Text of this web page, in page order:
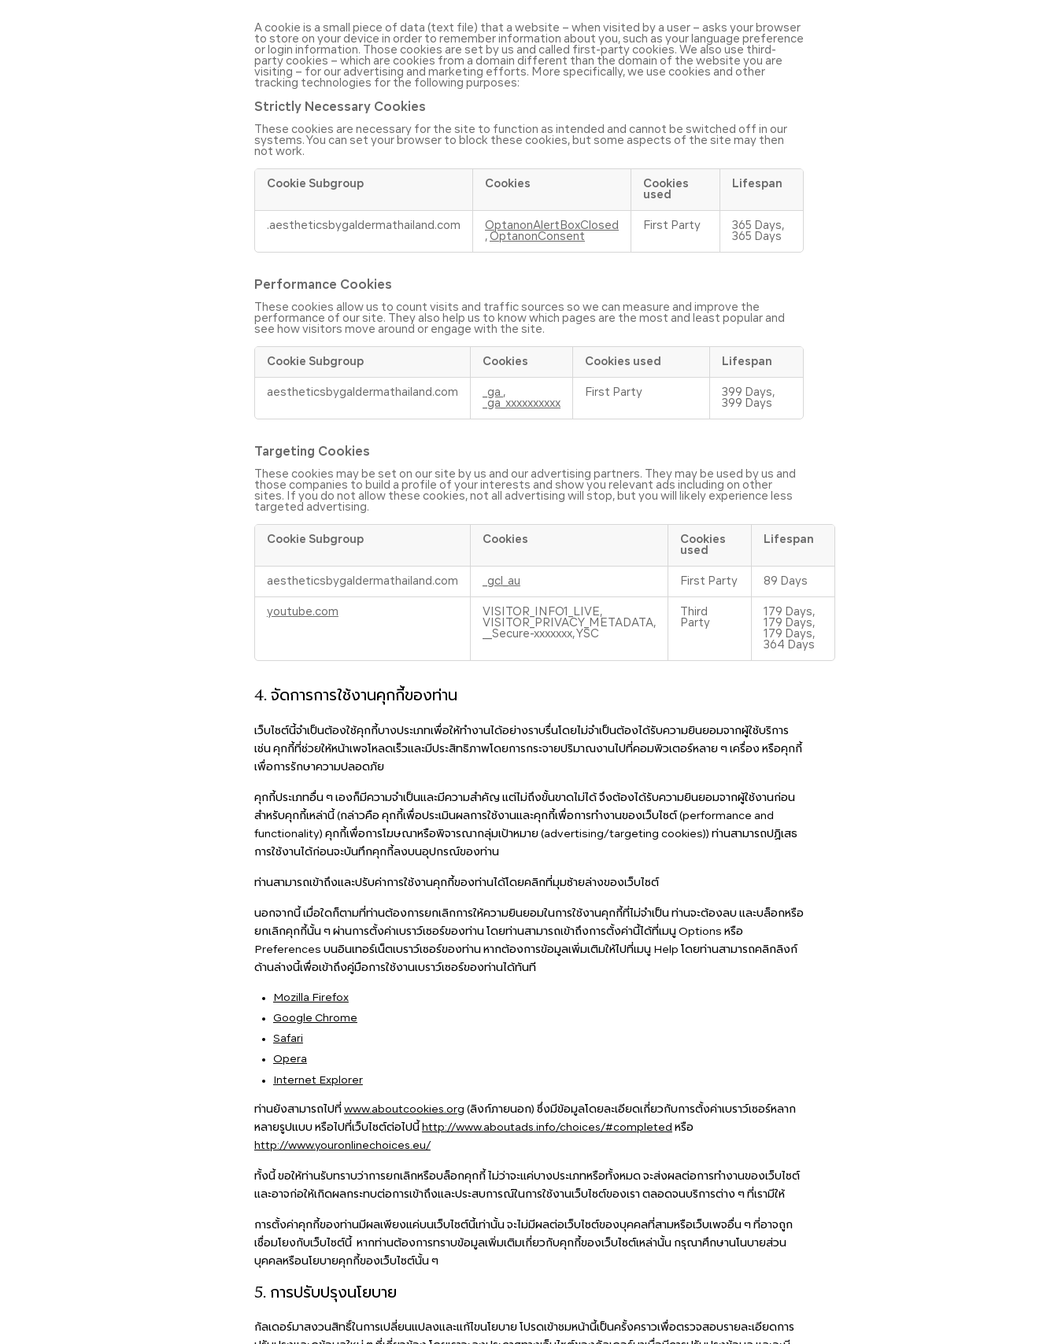
A cookie is a small piece of data (text file) that a website – when visited by a user – asks your browser
to store on your device in order to remember information about you, such as your language preference
or login information. Those cookies are set by us and called first-party cookies. We also use third-
party cookies – which are cookies from a domain different than the domain of the website you are
visiting – for our advertising and marketing efforts. More specifically, we use cookies and other
tracking technologies for the following purposes:
Strictly Necessary Cookies
These cookies are necessary for the site to function as intended and cannot be switched off in our
systems. You can set your browser to block these cookies, but some aspects of the site may then
not work.
Necessary
Cookie Subgroup Cookies
Cookies
used
Lifespan
.aestheticsbygaldermathailand.com
OptanonAlertBoxClosed
, OptanonConsent
First Party
365 Days,
365 Days
Performance Cookies
These cookies allow us to count visits and traffic sources so we can measure and improve the
performance of our site. They also help us to know which pages are the most and least popular and
see how visitors move around or engage with the site.
Cookies
Cookie Subgroup Cookies Cookies used Lifespan
aestheticsbygaldermathailand.com _ga ,
_ga_xxxxxxxxxx
First Party
399 Days,
399 Days
Targeting Cookies
These cookies may be set on our site by us and our advertising partners. They may be used by us and
those companies to build a profile of your interests and show you relevant ads including on other
sites. If you do not allow these cookies, not all advertising will stop, but you will likely experience less
targeted advertising.
Cookies
Cookie Subgroup Cookies
Cookies
used
Lifespan
aestheticsbygaldermathailand.com _gcl_au First Party 89 Days
youtube.com
VISITOR_INFO1_LIVE,
VISITOR_PRIVACY_METADATA,
__Secure-xxxxxxx, YSC
Third
Party
179 Days,
179 Days,
179 Days,
364 Days
4. จัดการการใช้งานคุกกี้ของท่าน
เว็บไซต์นี้จำเป็นต้องใช้คุกกี้บางประเภทเพื่อให้ทำงานได้อย่างราบรื่นโดยไม่จำเป็นต้องได้รับความยินยอมจากผู้ใช้บริการ
เช่น คุกกี้ที่ช่วยให้หน้าเพจโหลดเร็วและมีประสิทธิภาพโดยการกระจายปริมาณงานไปที่คอมพิวเตอร์หลาย ๆ เครื่อง หรือคุกกี้
เพื่อการรักษาความปลอดภัย
คุกกี้ประเภทอื่น ๆ เองก็มีความจำเป็นและมีความสำคัญ แต่ไม่ถึงขั้นขาดไม่ได้ จึงต้องได้รับความยินยอมจากผู้ใช้งานก่อน
สำหรับคุกกี้เหล่านี้ (กล่าวคือ คุกกี้เพื่อประเมินผลการใช้งานและคุกกี้เพื่อการทำงานของเว็บไซต์ (performance and
functionality) คุกกี้เพื่อการโฆษณาหรือพิจารณากลุ่มเป้าหมาย (advertising/targeting cookies)) ท่านสามารถปฏิเสธ
การใช้งานได้ก่อนจะบันทึกคุกกี้ลงบนอุปกรณ์ของท่าน
ท่านสามารถเข้าถึงและปรับค่าการใช้งานคุกกี้ของท่านได้โดยคลิกที่มุมซ้ายล่างของเว็บไซต์
นอกจากนี้ เมื่อใดก็ตามที่ท่านต้องการยกเลิกการให้ความยินยอมในการใช้งานคุกกี้ที่ไม่จำเป็น ท่านจะต้องลบ และบล็อกหรือ
ยกเลิกคุกกี้นั้น ๆ ผ่านการตั้งค่าเบราว์เซอร์ของท่าน โดยท่านสามารถเข้าถึงการตั้งค่านี้ได้ที่เมนู Options หรือ
Preferences บนอินเทอร์เน็ตเบราว์เซอร์ของท่าน หากต้องการข้อมูลเพิ่มเติมให้ไปที่เมนู Help โดยท่านสามารถคลิกลิงก์
ด้านล่างนี้เพื่อเข้าถึงคู่มือการใช้งานเบราว์เซอร์ของท่านได้ทันที
Mozilla Firefox
Google Chrome
Safari
Opera
Internet Explorer
ท่านยังสามารถไปที่ www.aboutcookies.org (ลิงก์ภายนอก) ซึ่งมีข้อมูลโดยละเอียดเกี่ยวกับการตั้งค่าเบราว์เซอร์หลาก
หลายรูปแบบ หรือไปที่เว็บไซต์ต่อไปนี้ http://www.aboutads.info/choices/#completed หรือ
http://www.youronlinechoices.eu/
ทั้งนี้ ขอให้ท่านรับทราบว่าการยกเลิกหรือบล็อกคุกกี้ ไม่ว่าจะแค่บางประเภทหรือทั้งหมด จะส่งผลต่อการทำงานของเว็บไซต์
และอาจก่อให้เกิดผลกระทบต่อการเข้าถึงและประสบการณ์ในการใช้งานเว็บไซต์ของเรา ตลอดจนบริการต่าง ๆ ที่เรามีให้
การตั้งค่าคุกกี้ของท่านมีผลเพียงแค่บนเว็บไซต์นี้เท่านั้น จะไม่มีผลต่อเว็บไซต์ของบุคคลที่สามหรือเว็บเพจอื่น ๆ ที่อาจถูก
เชื่อมโยงกับเว็บไซต์นี้ หากท่านต้องการทราบข้อมูลเพิ่มเติมเกี่ยวกับคุกกี้ของเว็บไซต์เหล่านั้น กรุณาศึกษานโนบายส่วน
บุคคลหรือนโยบายคุกกี้ของเว็บไซต์นั้น ๆ
5. การปรับปรุงนโยบาย
กัลเดอร์มาสงวนสิทธิ์ในการเปลี่ยนแปลงและแก้ไขนโยบาย โปรดเข้าชมหน้านี้เป็นครั้งคราวเพื่อตรวจสอบรายละเอียดการ